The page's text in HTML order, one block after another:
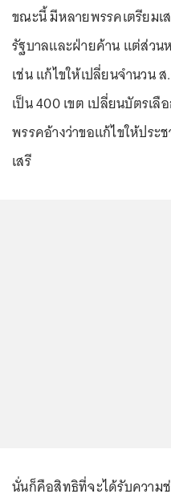
ขณะนี้ มีหลายพรรคเตรียม
รัฐบาลและฝ่ายค้าน แต่ส่วน
เช่น แก้ไขให้เปลี่ยนจำนวน
เป็น 400 เขต เปลี่ยนบัตรเลื
พรรคอ้างว่าขอแก้ไขให้ปร
เสรี
นั่นก็คือสิทธิที่จะได้รับความ